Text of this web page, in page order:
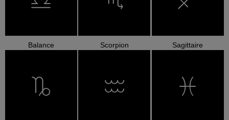
Balance Scorpion Sagittaire